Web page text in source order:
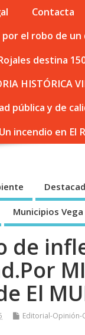
Contacta
el robo de
destina
HISTÓRICA
pública y de
Un incendio en El
Municipios Vega
de
El
Editorial-Opinión-